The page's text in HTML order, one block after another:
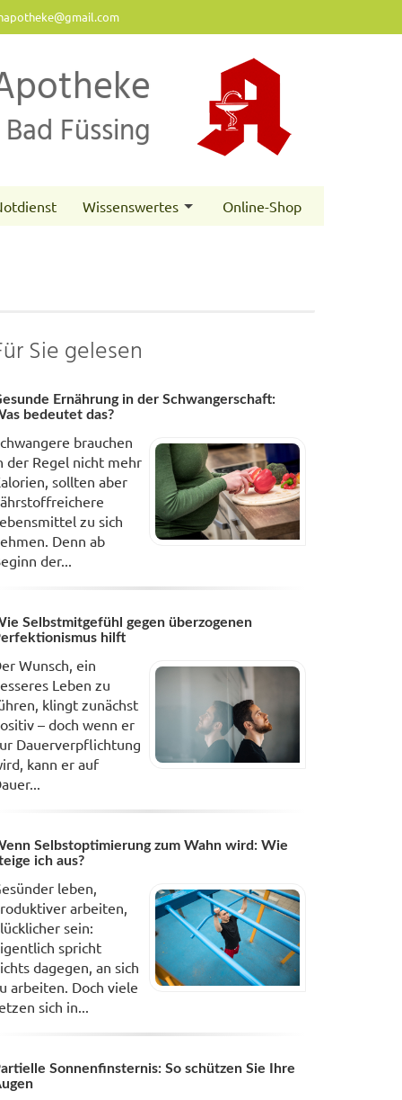
Bad Füssing
Wissenswertes Online-Shop
Sie gelesen
Ernährung in der Schwangerschaft:
bedeutet das?
brauchen
der Regel nicht mehr
sollten aber
zu sich
Denn ab
der...
Selbstmitgefühl gegen überzogenen
hilft
Wunsch, ein
Leben zu
klingt zunächst
– doch wenn er
Dauerverpflichtung
kann er auf
Selbstoptimierung zum Wahn wird: Wie
ich aus?
leben,
arbeiten,
sein:
spricht
dagegen, an sich
arbeiten. Doch viele
sich in...
Sonnenfinsternis: So schützen Sie Ihre